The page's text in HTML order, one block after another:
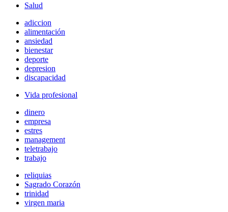
Salud
adiccion
alimentación
ansiedad
bienestar
deporte
depresion
discapacidad
Vida profesional
dinero
empresa
estres
management
teletrabajo
trabajo
reliquias
Sagrado Corazón
trinidad
virgen maria